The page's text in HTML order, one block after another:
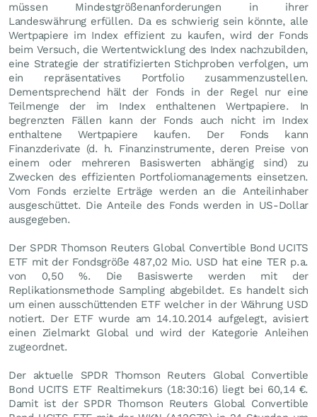
müssen Mindestgrößenanforderungen in ihrer
Landeswährung erfüllen. Da es schwierig sein könnte, alle
Wertpapiere im Index effizient zu kaufen, wird der Fonds
beim Versuch, die Wertentwicklung des Index nachzubilden,
eine Strategie der stratifizierten Stichproben verfolgen, um
ein repräsentatives Portfolio zusammenzustellen.
Dementsprechend hält der Fonds in der Regel nur eine
Teilmenge der im Index enthaltenen Wertpapiere. In
begrenzten Fällen kann der Fonds auch nicht im Index
enthaltene Wertpapiere kaufen. Der Fonds kann
Finanzderivate (d. h. Finanzinstrumente, deren Preise von
einem oder mehreren Basiswerten abhängig sind) zu
Zwecken des effizienten Portfoliomanagements einsetzen.
Vom Fonds erzielte Erträge werden an die Anteilinhaber
ausgeschüttet. Die Anteile des Fonds werden in US-Dollar
ausgegeben.
Der SPDR Thomson Reuters Global Convertible Bond UCITS
ETF mit der Fondsgröße 487,02 Mio. USD hat eine TER p.a.
von 0,50 %. Die Basiswerte werden mit der
Replikationsmethode Sampling abgebildet. Es handelt sich
um einen ausschüttenden ETF welcher in der Währung USD
notiert. Der ETF wurde am 14.10.2014 aufgelegt, avisiert
einen Zielmarkt Global und wird der Kategorie Anleihen
zugeordnet.
Der aktuelle SPDR Thomson Reuters Global Convertible
Bond UCITS ETF Realtimekurs (18:30:16) liegt bei 60,14 €.
Damit ist der SPDR Thomson Reuters Global Convertible